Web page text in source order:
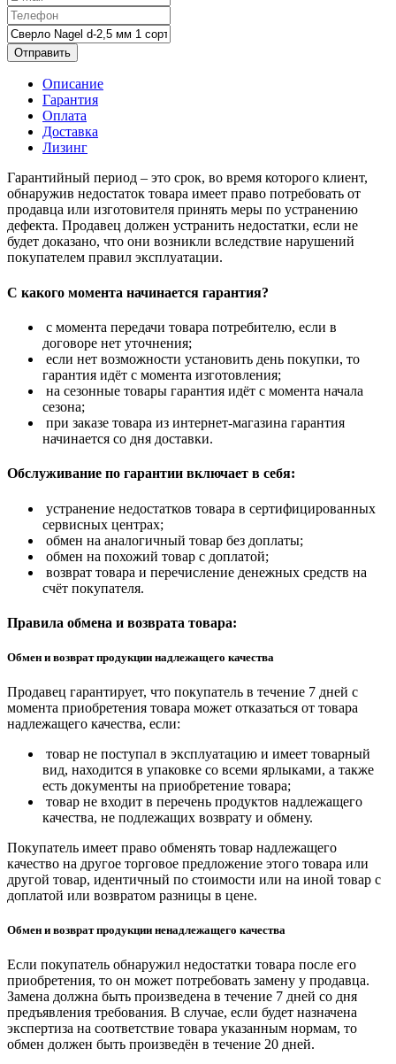
Отправить
Описание
Гарантия
Оплата
Доставка
Лизинг
Гарантийный период – это срок, во время которого клиент,
обнаружив недостаток товара имеет право потребовать от
продавца или изготовителя принять меры по устранению
дефекта. Продавец должен устранить недостатки, если не
будет доказано, что они возникли вследствие нарушений
покупателем правил эксплуатации.
С какого момента начинается гарантия?
с момента передачи товара потребителю, если в
договоре нет уточнения;
если нет возможности установить день покупки, то
гарантия идёт с момента изготовления;
на сезонные товары гарантия идёт с момента начала
сезона;
при заказе товара из интернет-магазина гарантия
начинается со дня доставки.
Обслуживание по гарантии включает в себя:
устранение недостатков товара в сертифицированных
сервисных центрах;
обмен на аналогичный товар без доплаты;
обмен на похожий товар с доплатой;
возврат товара и перечисление денежных средств на
счёт покупателя.
Правила обмена и возврата товара:
Обмен и возврат продукции надлежащего качества
Продавец гарантирует, что покупатель в течение 7 дней с
момента приобретения товара может отказаться от товара
надлежащего качества, если:
товар не поступал в эксплуатацию и имеет товарный
вид, находится в упаковке со всеми ярлыками, а также
есть документы на приобретение товара;
товар не входит в перечень продуктов надлежащего
качества, не подлежащих возврату и обмену.
Покупатель имеет право обменять товар надлежащего
качество на другое торговое предложение этого товара или
другой товар, идентичный по стоимости или на иной товар с
доплатой или возвратом разницы в цене.
Обмен и возврат продукции ненадлежащего качества
Если покупатель обнаружил недостатки товара после его
приобретения, то он может потребовать замену у продавца.
Замена должна быть произведена в течение 7 дней со дня
предъявления требования. В случае, если будет назначена
экспертиза на соответствие товара указанным нормам, то
обмен должен быть произведён в течение 20 дней.